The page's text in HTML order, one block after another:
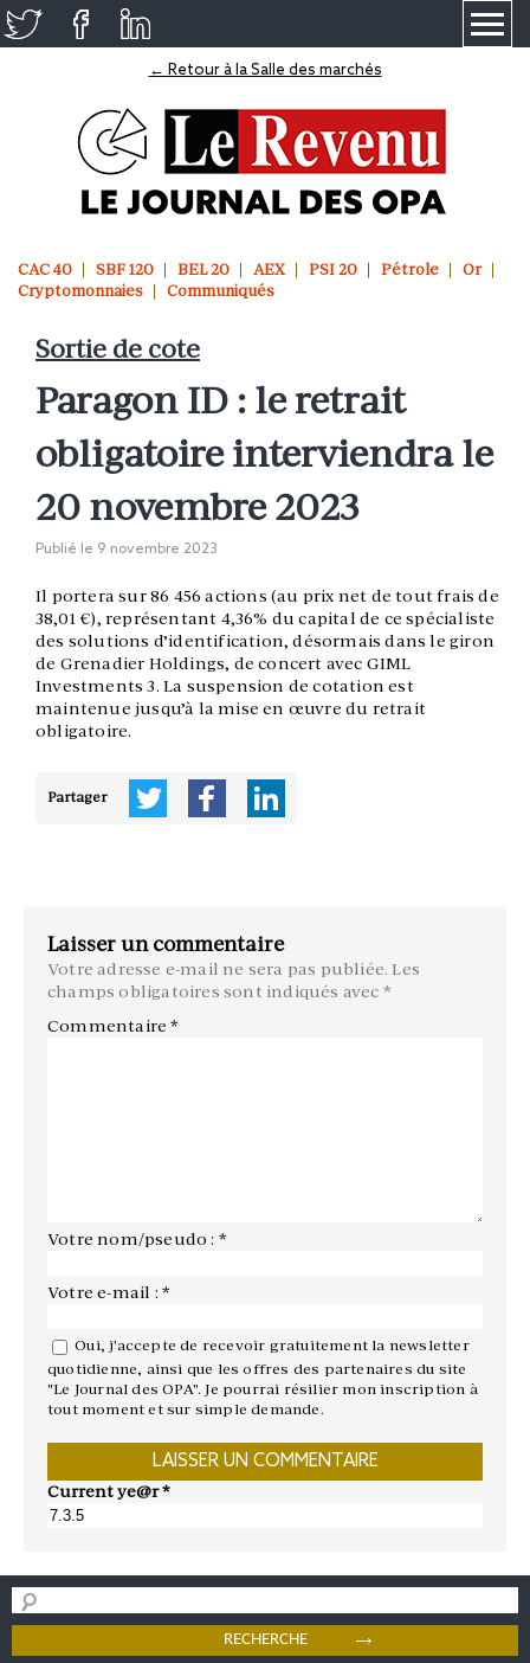
← Retour à la Salle des marchés
CAC 40 SBF 120 BEL 20 AEX PSI 20 Pétrole
Or
Cryptomonnaies
Communiqués
Sortie de cote
Paragon ID : le retrait
obligatoire interviendra le
20 novembre 2023
Publié le 9 novembre 2023
Il portera sur 86 456 actions (au prix net de tout frais de
38,01 €), représentant 4,36% du capital de ce spécialiste
des solutions d’identification, désormais dans le giron
de Grenadier Holdings, de concert avec GIML
Investments 3. La suspension de cotation est
maintenue jusqu’à la mise en œuvre du retrait
obligatoire.
Partager
Laisser un commentaire
Votre adresse e-mail ne sera pas publiée. Les
champs obligatoires sont indiqués avec *
Commentaire*
Votre nom/pseudo : *
Votre e-mail : *
Oui, j'accepte de recevoir gratuitement la newsletter
quotidienne, ainsi que les offres des partenaires du site
"Le Journal des OPA". Je pourrai résilier mon inscription à
tout moment et sur simple demande.
Current ye@r*